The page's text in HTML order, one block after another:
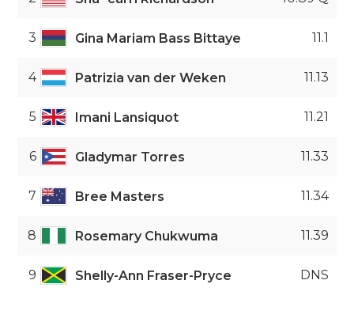
3 Gina Mariam Bass Bittaye 11.1
4 Patrizia van der Weken 11.13
5 Imani Lansiquot 11.21
6 Gladymar Torres 11.33
7 Bree Masters 11.34
8 Rosemary Chukwuma 11.39
9 Shelly-Ann Fraser-Pryce DNS